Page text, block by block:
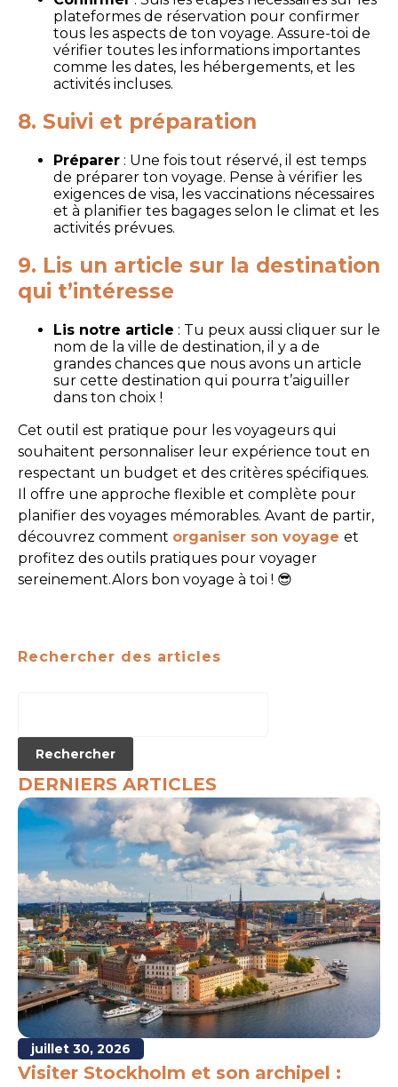
Rechercher des articles
DERNIERS ARTICLES
juillet 30, 2026
Visiter Stockholm et son archipel :
plateformes de réservation pour confirmer
tous les aspects de ton voyage. Assure-toi de
vérifier toutes les informations importantes
comme les dates, les hébergements, et les
activités incluses.
8. Suivi et préparation
Préparer : Une fois tout réservé, il est temps
de préparer ton voyage. Pense à vérifier les
exigences de visa, les vaccinations nécessaires
et à planifier tes bagages selon le climat et les
activités prévues.
9. Lis un article sur la destination
qui t’intéresse
Lis notre article : Tu peux aussi cliquer sur le
nom de la ville de destination, il y a de
grandes chances que nous avons un article
sur cette destination qui pourra t’aiguiller
dans ton choix !
Cet outil est pratique pour les voyageurs qui
souhaitent personnaliser leur expérience tout en
respectant un budget et des critères spécifiques.
Il offre une approche flexible et complète pour
planifier des voyages mémorables. Avant de partir,
découvrez comment organiser son voyage et
profitez des outils pratiques pour voyager
sereinement.Alors bon voyage à toi ! 😎